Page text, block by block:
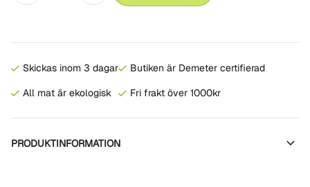
Skickas inom 3 dagar
All mat är ekologisk
Butiken är Demeter certifierad
Fri frakt över 1000kr
PRODUKTINFORMATION